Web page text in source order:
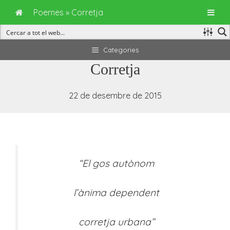
al
Categories
Corretja
22 de desembre de 2015
“El gos autònom
l’ànima dependent
corretja urbana”
Poemes » Corretja